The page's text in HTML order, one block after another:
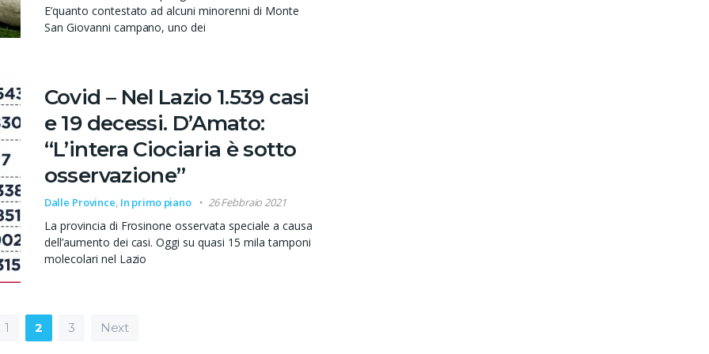
E’quanto contestato ad alcuni minorenni di Monte
San Giovanni campano, uno dei
Covid – Nel Lazio 1.539 casi
e 19 decessi. D’Amato:
“L’intera Ciociaria è sotto
osservazione”
Dalle Province, In primo piano 26 Febbraio 2021
La provincia di Frosinone osservata speciale a causa
dell’aumento dei casi. Oggi su quasi 15 mila tamponi
molecolari nel Lazio
1 2 3 Next